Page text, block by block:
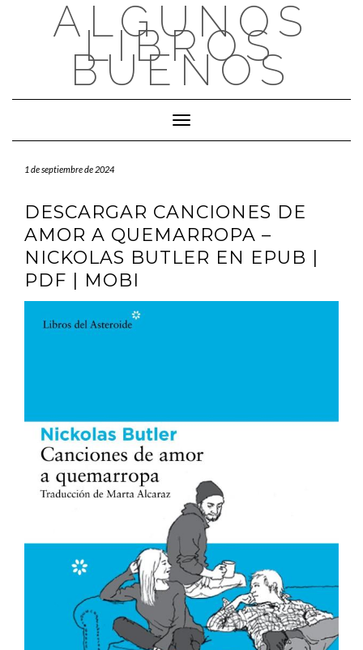
ALGUNOS
LIBROS
BUENOS
Cambiar modo de navegación
1 de septiembre de 2024
DESCARGAR CANCIONES DE
AMOR A QUEMARROPA –
NICKOLAS BUTLER EN EPUB |
PDF | MOBI